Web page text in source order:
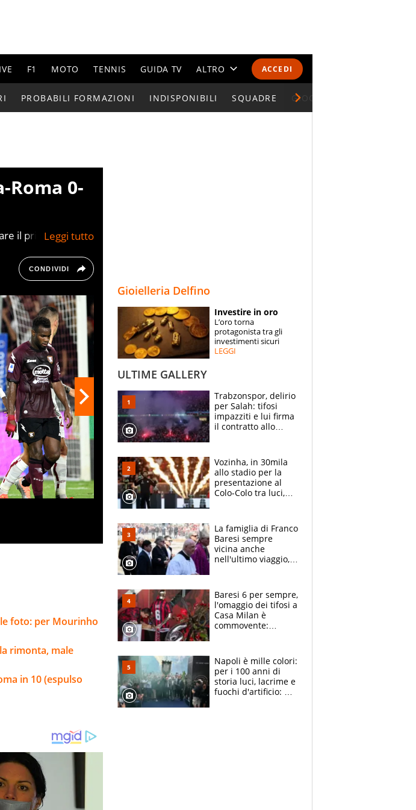
ACCEDI
F1 MOTO TENNIS GUIDA TV ALTRO
CALENDARI E CLASSIFICHE
ESPERTI
CONTATTI
PROBABILI FORMAZIONI INDISPONIBILI SQUADRE GIOCATORI SERIE A
Roma 0-
il primo gol
CONDIVIDI
foto: per Mourinho
rimonta, male
in 10 (espulso
Gioielleria Delfino
Investire in oro
L’oro torna
protagonista tra gli
investimenti sicuri
LEGGI
ULTIME GALLERY
Trabzonspor, delirio
per Salah: tifosi
impazziti e lui firma
il contratto allo
Vozinha, in 30mila
allo stadio per la
presentazione al
Colo-Colo tra luci,
La famiglia di Franco
Baresi sempre
vicina anche
nell'ultimo viaggio,
circondati
dall'affetto dei tifosi
Baresi 6 per sempre,
l'omaggio dei tifosi a
Casa Milan è
commovente:
bigliettini
Napoli è mille colori:
per i 100 anni di
storia luci, lacrime e
fuochi d'artificio: De